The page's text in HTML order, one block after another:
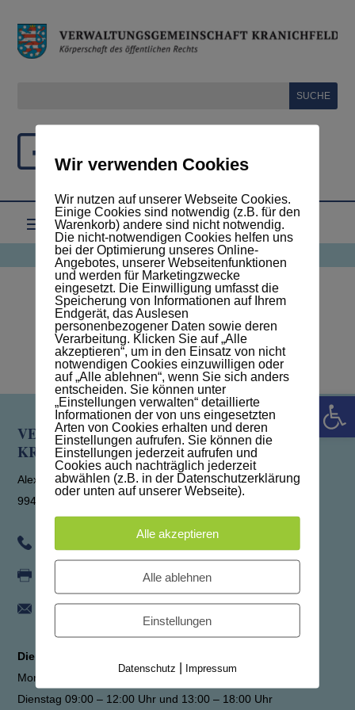
Meine Buchungen
CONTENTS
VERWALTUNGSGEMEINSCHAFT
KRANICHFELD
Alexanderstraße 7
99448 Kranichfeld
036450 345-0
info@vg-kranichfeld.de
Dienstzeit der Verwaltung
Montag 09:00 – 12:00 Uhr
Dienstag 09:00 – 12:00 Uhr und 13:00 – 18:00 Uhr
Wir verwenden Cookies
Wir nutzen auf unserer Webseite Cookies.
Einige Cookies sind notwendig (z.B. für den
Warenkorb) andere sind nicht notwendig.
Die nicht-notwendigen Cookies helfen uns
bei der Optimierung unseres Online-
Angebotes, unserer Webseitenfunktionen
und werden für Marketingzwecke
eingesetzt. Die Einwilligung umfasst die
Speicherung von Informationen auf Ihrem
Endgerät, das Auslesen
personenbezogener Daten sowie deren
Verarbeitung. Klicken Sie auf „Alle
akzeptieren“, um in den Einsatz von nicht
notwendigen Cookies einzuwilligen oder
auf „Alle ablehnen“, wenn Sie sich anders
entscheiden. Sie können unter
„Einstellungen verwalten“ detaillierte
Informationen der von uns eingesetzten
Arten von Cookies erhalten und deren
Einstellungen aufrufen. Sie können die
Einstellungen jederzeit aufrufen und
Cookies auch nachträglich jederzeit
abwählen (z.B. in der Datenschutzerklärung
oder unten auf unserer Webseite).
Alle akzeptieren
Alle ablehnen
Einstellungen
Datenschutz | Impressum